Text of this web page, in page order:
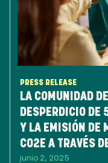
PRESS RELEASE
LA COMUNIDAD
DESPERDICIO
Y LA EMISIÓN DE
CO2E A TRAVÉS
junio 2, 2025